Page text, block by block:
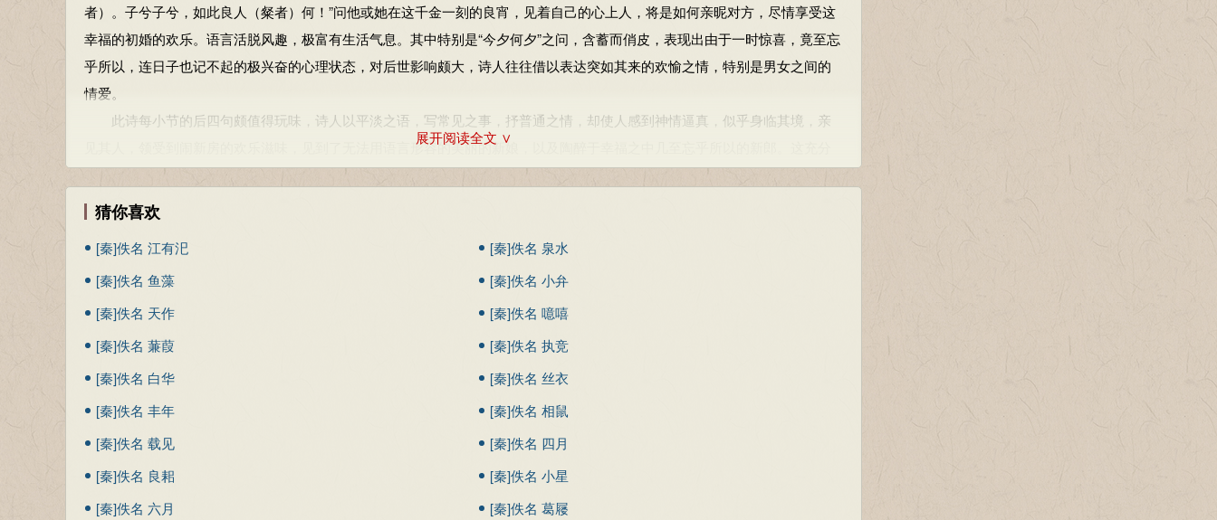
者）。子兮子兮，如此良人（粲者）何！”问他或她在这千金一刻的良宵，见着自己的心上人，将是如何亲昵对方，尽情享受这
幸福的初婚的欢乐。语言活脱风趣，极富有生活气息。其中特别是“今夕何夕”之问，含蓄而俏皮，表现出由于一时惊喜，竟至忘
乎所以，连日子也记不起的极兴奋的心理状态，对后世影响颇大，诗人往往借以表达突如其来的欢愉之情，特别是男女之间的
情爱。
此诗每小节的后四句颇值得玩味，诗人以平淡之语，写常见之事，抒普通之情，却使人感到神情逼真，似乎身临其境，亲
见其人，领受到闹新房的欢乐滋味，见到了无法用语言形容的美丽的新娘，以及陶醉于幸福之中几至忘乎所以的新郎。这充分
显示了民间诗人的创造力。
从整体上看这首诗好像洞房花烛夜新婚夫妻在逗趣，具有祝福调侃的意味，非常温馨、甜蜜。在这千金一刻的良宵，见着
出由于一时惊喜，竟至忘乎所以，连日子也记不起了的心理状态。
参考资料：
1、姜亮夫，先秦诗鉴赏辞典：上海辞书出版社，1998年12月版：227-228页
2、朱熹《诗集传》
3、戴震《毛诗补传》
4、张娟平，《诗经·唐风》研究第18页，中国海洋大学，中国古代文学，2013
展开阅读全文 ∨
猜你喜欢
[秦]佚名 江有汜
[秦]佚名 泉水
[秦]佚名 鱼藻
[秦]佚名 小弁
[秦]佚名 天作
[秦]佚名 噫嘻
[秦]佚名 蒹葭
[秦]佚名 执竞
[秦]佚名 白华
[秦]佚名 丝衣
[秦]佚名 丰年
[秦]佚名 相鼠
[秦]佚名 载见
[秦]佚名 四月
[秦]佚名 良耜
[秦]佚名 小星
[秦]佚名 六月
[秦]佚名 葛屦